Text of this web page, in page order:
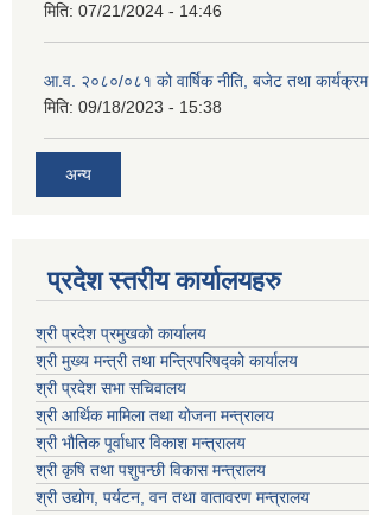
मिति: 07/21/2024 - 14:46
आ.व. २०८०/०८१ को वार्षिक नीति, बजेट तथा कार्यक्रम
मिति: 09/18/2023 - 15:38
अन्य
प्रदेश स्तरीय कार्यालयहरु
श्री प्रदेश प्रमुखको कार्यालय
श्री मुख्य मन्त्री तथा मन्त्रिपरिषद्को कार्यालय
श्री प्रदेश सभा सचिवालय
श्री आर्थिक मामिला तथा योजना मन्त्रालय
श्री भौतिक पूर्वाधार विकाश मन्त्रालय
श्री कृषि तथा पशुपन्छी विकास मन्त्रालय
श्री उद्योग, पर्यटन, वन तथा वातावरण मन्त्रालय